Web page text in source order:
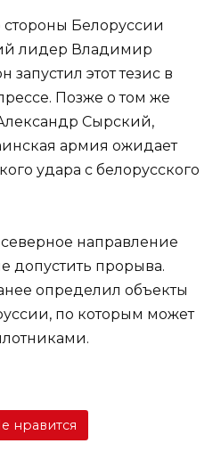
стороны Белоруссии
лидер Владимир
этот тезис в
Позже о том же
Сырский,
армия ожидает
удара с белорусского
направление
допустить прорыва.
определил объекты
по которым может
нравится